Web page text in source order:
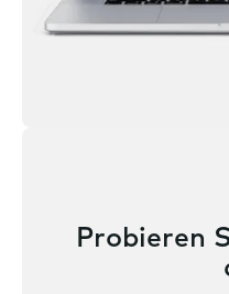
Probieren